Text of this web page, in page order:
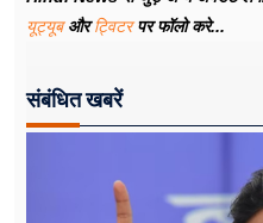
यूट्यूबऔरट्विटरपर फॉलो करे...
संबंधित खबरें